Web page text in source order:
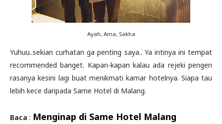
Ayah, Ama, Sakha
Yuhuu..sekian curhatan ga penting saya.. Ya intinya ini tempat
recommended banget. Kapan-kapan kalau ada rejeki pengen
rasanya kesini lagi buat menikmati kamar hotelnya. Siapa tau
lebih kece daripada Same Hotel di Malang.
Baca : Menginap di Same Hotel Malang